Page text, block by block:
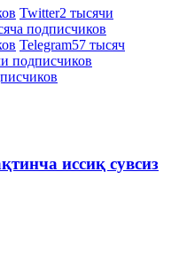
Twitter2 тысячи
подписчиков
Telegram57 тысяч
подписчиков
иссиқ сувсиз